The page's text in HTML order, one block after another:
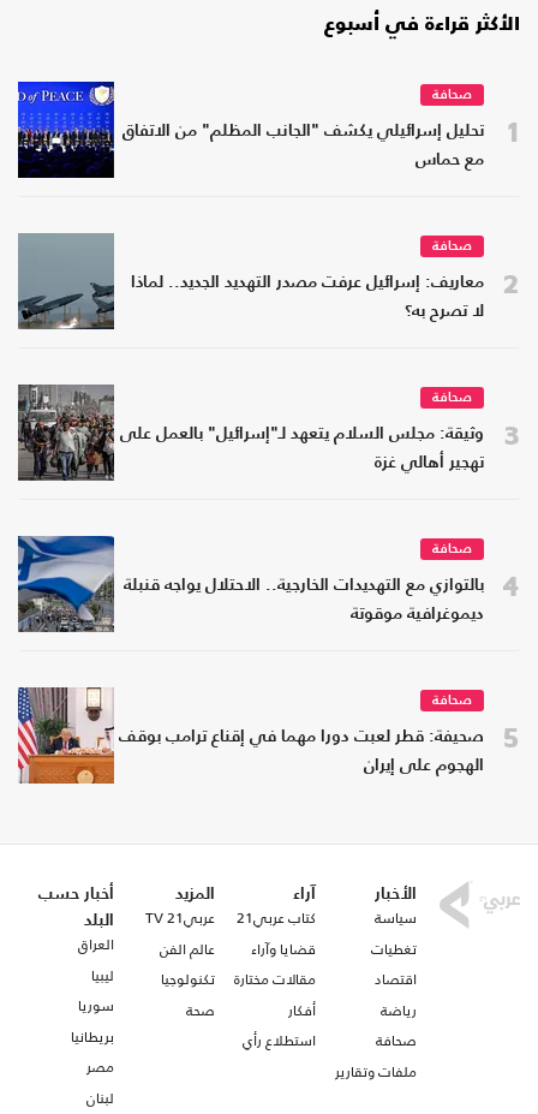
الأكثر قراءة في أسبوع
1
صحافة
تحليل إسرائيلي يكشف "الجانب المظلم" من الاتفاق
مع حماس
2
صحافة
معاريف: إسرائيل عرفت مصدر التهديد الجديد.. لماذا
لا تصرح به؟
3
صحافة
وثيقة: مجلس السلام يتعهد لـ"إسرائيل" بالعمل على
تهجير أهالي غزة
4
صحافة
بالتوازي مع التهديدات الخارجية.. الاحتلال يواجه قنبلة
ديموغرافية موقوتة
5
صحافة
صحيفة: قطر لعبت دورا مهما في إقناع ترامب بوقف
الهجوم على إيران
الأخبار
سياسة
تغطيات
اقتصاد
رياضة
صحافة
ملفات وتقارير
آراء
كتاب عربي21
قضايا وآراء
مقالات مختارة
أفكار
استطلاع رأي
المزيد
عربي21 TV
عالم الفن
تكنولوجيا
صحة
أخبار حسب
البلد
العراق
ليبيا
سوريا
بريطانيا
مصر
لبنان